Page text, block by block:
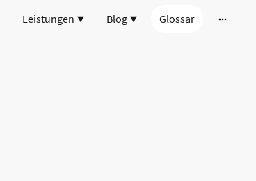
Leistungen Blog Glossar